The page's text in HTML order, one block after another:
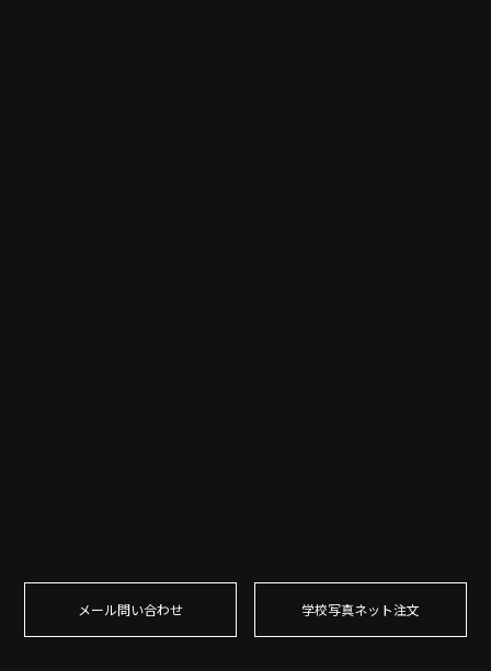
メール問い合わせ 学校写真ネット注⽂